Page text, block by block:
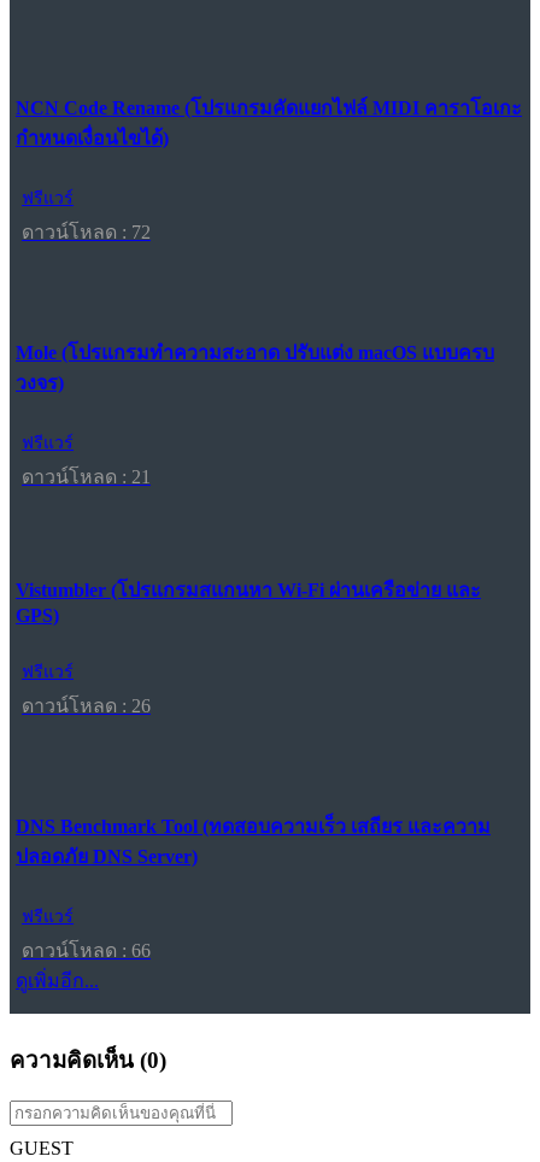
NCN Code Rename (โปรแกรมคัดแยกไฟล์ MIDI คาราโอเกะ
กำหนดเงื่อนไขได้)
ฟรีแวร์
ดาวน์โหลด : 72
Mole (โปรแกรมทำความสะอาด ปรับแต่ง macOS แบบครบ
วงจร)
ฟรีแวร์
ดาวน์โหลด : 21
Vistumbler (โปรแกรมสแกนหา Wi-Fi ผ่านเครือข่าย และ
GPS)
ฟรีแวร์
ดาวน์โหลด : 26
DNS Benchmark Tool (ทดสอบความเร็ว เสถียร และความ
ปลอดภัย DNS Server)
ฟรีแวร์
ดาวน์โหลด : 66
ดูเพิ่มอีก...
ความคิดเห็น (0)
GUEST